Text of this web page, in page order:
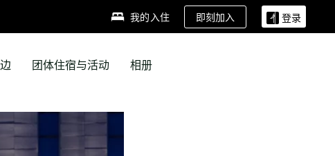
我的入住 即刻加入 登录
团体住宿与活动 相册